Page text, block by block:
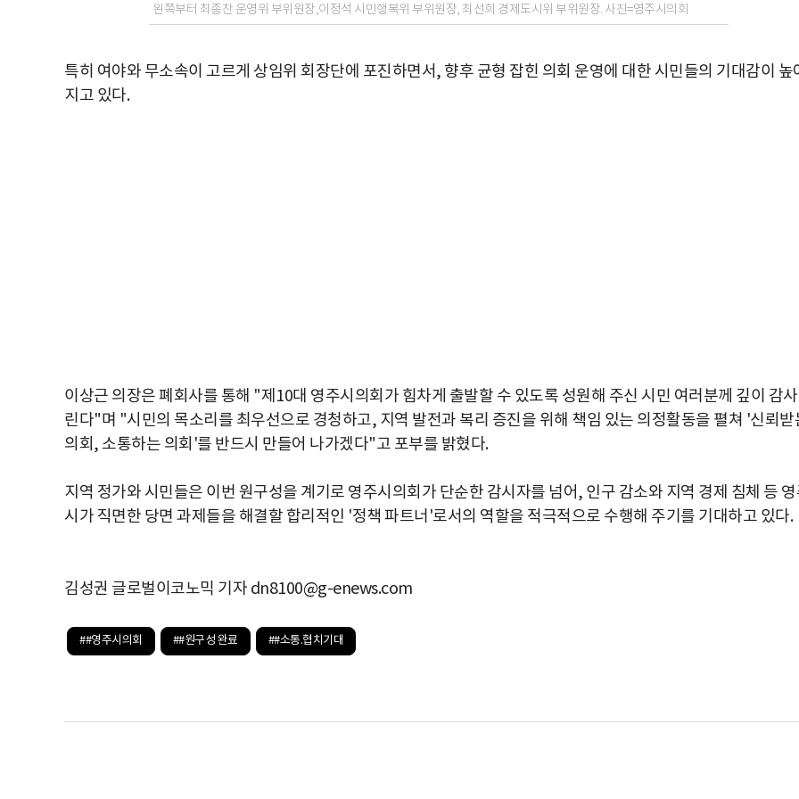
왼쪽부터 최종찬 운영위 부위원장,이정석 시민행복위 부위원장, 최선희 경제도시위 부위원장. 사진=영주시의회
특히 여야와 무소속이 고르게 상임위 회장단에 포진하면서, 향후 균형 잡힌 의회 운영에 대한 시민들의 기대감이 높
지고 있다.
이상근 의장은 폐회사를 통해 "제10대 영주시의회가 힘차게 출발할 수 있도록 성원해 주신 시민 여러분께 깊이 감
린다"며 "시민의 목소리를 최우선으로 경청하고, 지역 발전과 복리 증진을 위해 책임 있는 의정활동을 펼쳐 '신뢰받
의회, 소통하는 의회'를 반드시 만들어 나가겠다"고 포부를 밝혔다.
지역 정가와 시민들은 이번 원구성을 계기로 영주시의회가 단순한 감시자를 넘어, 인구 감소와 지역 경제 침체 등
시가 직면한 당면 과제들을 해결할 합리적인 '정책 파트너'로서의 역할을 적극적으로 수행해 주기를 기대하고 있다.
김성권 글로벌이코노믹 기자 dn8100@g-enews.com
##영주시의회 ##원구성 완료 ##소통.협치기대